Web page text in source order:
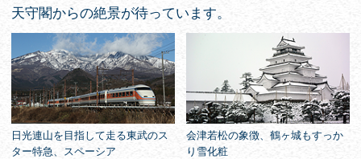
天守閣からの絶景が待っています。
日光連山を目指して走る東武のス
ター特急、スペーシア
会津若松の象徴、鶴ヶ城もすっか
り雪化粧